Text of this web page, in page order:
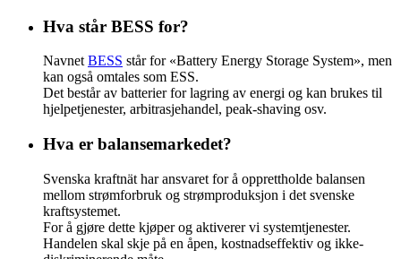
Hva står BESS for?
Navnet BESS står for «Battery Energy Storage System», men
kan også omtales som ESS.
Det består av batterier for lagring av energi og kan brukes til
hjelpetjenester, arbitrasjehandel, peak-shaving osv.
Hva er balansemarkedet?
Svenska kraftnät har ansvaret for å opprettholde balansen
mellom strømforbruk og strømproduksjon i det svenske
kraftsystemet.
For å gjøre dette kjøper og aktiverer vi systemtjenester.
Handelen skal skje på en åpen, kostnadseffektiv og ikke-